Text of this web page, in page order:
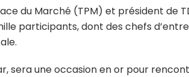
du Marché (TPM) et président de
participants, dont des chefs
sera une occasion en or pour